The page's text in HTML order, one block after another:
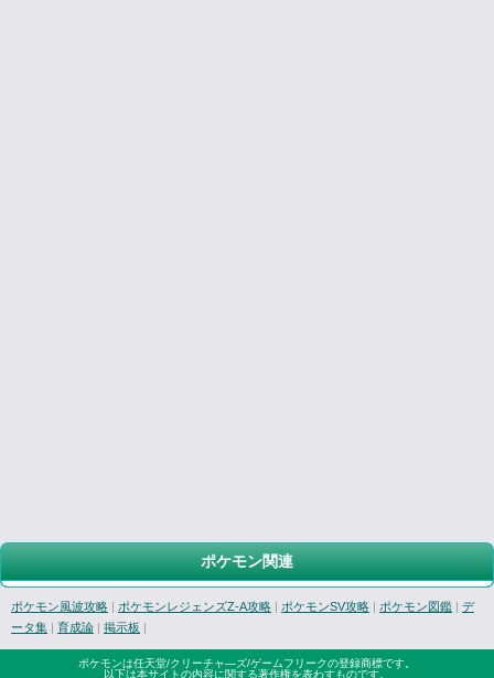
ポケモン関連
ポケモン風波攻略 | ポケモンレジェンズZ-A攻略 | ポケモンSV攻略 | ポケモン図鑑 | デ
ータ集 | 育成論 | 掲示板 |
ポケモンは任天堂/クリーチャ―ズ/ゲームフリークの登録商標です。
以下は本サイトの内容に関する著作権を表わすものです。